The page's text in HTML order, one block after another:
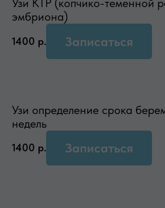
Узи КТР (копчико-теменной
эмбриона)
1400 р. Записаться
Узи определение срока
недель
1400 р. Записаться